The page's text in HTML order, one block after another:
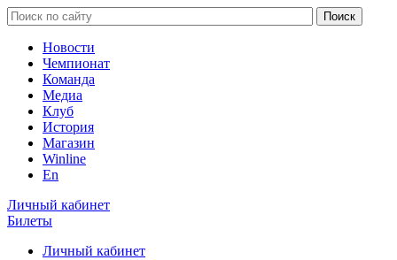
Новости
Чемпионат
Команда
Медиа
Клуб
История
Магазин
Winline
En
Личный кабинет
Билеты
Личный кабинет